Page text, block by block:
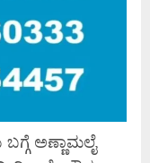
ಅಣ್ಣಾಮಲೈ